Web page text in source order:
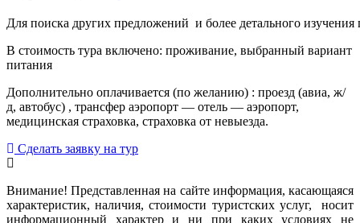
Для поиска других предложений  и более детального
В стоимость тура включено: проживание, выбранный вариант
питания
Дополнительно оплачивается (по желанию) : проезд (авиа, ж/
д, автобус) , трансфер аэропорт — отель — аэропорт,
медицинская страховка, страховка от невыезда.
Сделать заявку на тур
Внимание! Представленная на сайте информация, касающаяся
характеристик, наличия, стоимости туристских услуг, носит
информационный характер и ни при каких условиях не